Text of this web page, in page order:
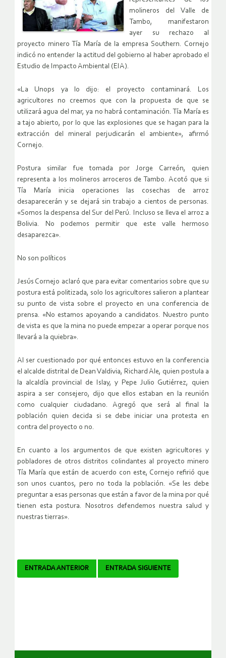
molineros del Valle de
Tambo, manifestaron
ayer su rechazo al
proyecto minero Tía María de la empresa Southern. Cornejo
indicó no entender la actitud del gobierno al haber aprobado el
Estudio de Impacto Ambiental (EIA).
«La Unops ya lo dijo: el proyecto contaminará. Los
agricultores no creemos que con la propuesta de que se
utilizará agua del mar, ya no habrá contaminación. Tía María es
a tajo abierto, por lo que las explosiones que se hagan para la
extracción del mineral perjudicarán el ambiente», afirmó
Cornejo.
Postura similar fue tomada por Jorge Carreón, quien
representa a los molineros arroceros de Tambo. Acotó que si
Tía María inicia operaciones las cosechas de arroz
desaparecerán y se dejará sin trabajo a cientos de personas.
«Somos la despensa del Sur del Perú. Incluso se lleva el arroz a
Bolivia. No podemos permitir que este valle hermoso
desaparezca».
No son políticos
Jesús Cornejo aclaró que para evitar comentarios sobre que su
postura está politizada, solo los agricultores salieron a plantear
su punto de vista sobre el proyecto en una conferencia de
prensa. «No estamos apoyando a candidatos. Nuestro punto
de vista es que la mina no puede empezar a operar porque nos
llevará a la quiebra».
Al ser cuestionado por qué entonces estuvo en la conferencia
el alcalde distrital de Dean Valdivia, Richard Ale, quien postula a
la alcaldía provincial de Islay, y Pepe Julio Gutiérrez, quien
aspira a ser consejero, dijo que ellos estaban en la reunión
como cualquier ciudadano. Agregó que será al final la
población quien decida si se debe iniciar una protesta en
contra del proyecto o no.
En cuanto a los argumentos de que existen agricultores y
pobladores de otros distritos colindantes al proyecto minero
Tía María que están de acuerdo con este, Cornejo refirió que
son unos cuantos, pero no toda la población. «Se les debe
preguntar a esas personas que están a favor de la mina por qué
tienen esta postura. Nosotros defendemos nuestra salud y
nuestras tierras».
Navegador
ENTRADA ANTERIOR ENTRADA SIGUIENTE